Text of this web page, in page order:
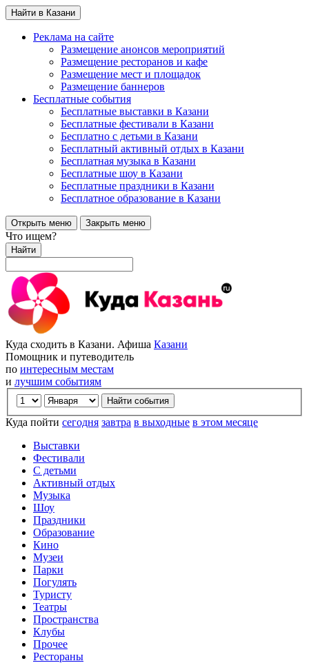
Найти в Казани
Реклама на сайте
Размещение анонсов мероприятий
Размещение ресторанов и кафе
Размещение мест и площадок
Размещение баннеров
Бесплатные события
Бесплатные выставки в Казани
Бесплатные фестивали в Казани
Бесплатно с детьми в Казани
Бесплатный активный отдых в Казани
Бесплатная музыка в Казани
Бесплатные шоу в Казани
Бесплатные праздники в Казани
Бесплатное образование в Казани
Открыть меню Закрыть меню
Что ищем?
Найти
Куда сходить в Казани. Афиша Казани
Помощник и путеводитель
по интересным местам
и лучшим событиям
Куда пойти сегодня завтра в выходные в этом месяце
Выставки
Фестивали
С детьми
Активный отдых
Музыка
Шоу
Праздники
Образование
Кино
Музеи
Парки
Погулять
Туристу
Театры
Пространства
Клубы
Прочее
Рестораны